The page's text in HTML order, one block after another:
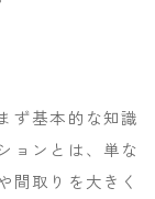
ず基本的な知識
ョンとは、単な
間取りを大きく